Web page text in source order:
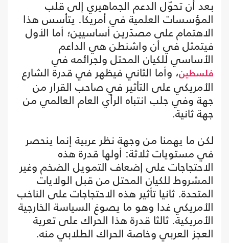
بعد أن تحوّل الدعم الجماهيري إلى قلب
المؤسسات العلمية في أمريكا. يتأسس هذا
الاهتمام على مصدَرين أساسيين؛ أما الأول
فيتمثل في أن واشنطن هي الداعم
الأساسي للكيان المحتل ولجرائمه في
فلسطين، وأما الثاني فيظهر في قدرة الشارع
الأمريكي على التأثير في صاحب القرار من
جهة وفي جلب انتباه الرأي العام العالمي من
جهة ثانية.
لكن ما يهمنا من وجهة نظر عربية إنما ينحصر
في مستويات ثلاثة: أولها قدرة هذه
الاحتجاجات على إضعاف التمويل الضخم وغير
المشروط للكيان المحتل من قبل الولايات
المتحدة. ثانيا تأثير هذه الاحتجاجات على الناخب
الأمريكي غدا وهو ما يصوغ السياسة الخارجية
الأمريكية. ثالثا قدرة هذا الحراك على تعرية
العجز العربي وخاصة الحراك الطلابي منه.